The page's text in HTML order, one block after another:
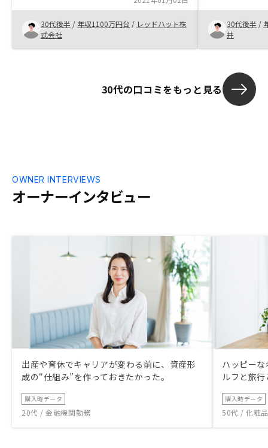
した際、可能な限りペーパーレスでないと
管理が煩雑になるし、資産状況を気になっ
たらその場で見れることが理想なので、そ
れらを最優先に他社と比較した際、
けると投資と居住を含めた検討が視野に入
30代後半 / 年収1100万円台 / レッドハット株
式会社
が出せません
だけでなくリ
ら契約、管理
てもらえるの
じました。
30代後半 /
井
30代の口コミをもっと見る
オーナーインタビュー
OWNER INTERVIEWS
出産や育休でキャリアが変わる前に、資産形
成の“仕組み”を作っておきたかった。
購入時データ
20代 / 金融機関勤務
ハッピー
ルフと旅
購入時データ
50代 / 化粧